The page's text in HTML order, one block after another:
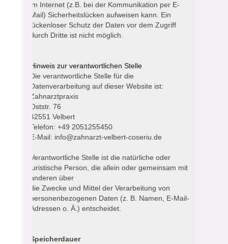
im Internet (z.B. bei der Kommunikation per E-
Mail) Sicherheitslücken aufweisen kann. Ein
lückenloser Schutz der Daten vor dem Zugriff
durch Dritte ist nicht möglich.
Hinweis zur verantwortlichen Stelle
Die verantwortliche Stelle für die
Datenverarbeitung auf dieser Website ist:
Zahnarztpraxis
Oststr. 76
42551 Velbert
Telefon: +49 2051255450
E-Mail: info@zahnarzt-velbert-coseriu.de
Verantwortliche Stelle ist die natürliche oder
juristische Person, die allein oder gemeinsam mit
anderen über
die Zwecke und Mittel der Verarbeitung von
personenbezogenen Daten (z. B. Namen, E-Mail-
Adressen o. Ä.) entscheidet.
Speicherdauer